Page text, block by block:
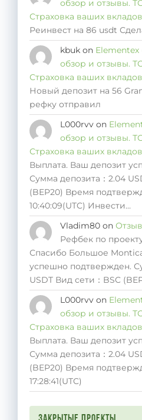
обзор и отзывы.
Страховка ваших
Реинвест на 86 usdt
kbuk on Elementex
обзор и отзывы.
Страховка ваших
Новый депозит на 56
рефку отправил
L000rvv on
обзор и отзывы.
Страховка ваших
Выплата. Ваш депозит
Сумма депозита：2.04
(BEP20) Время
10:40:09(UTC) Инвести…
Vladim80 on
Рефбек по
Спасибо Большое
успешно подтвержден.
USDT Вид сети：BSC
L000rvv on
обзор и отзывы.
Страховка ваших
Выплата. Ваш депозит
Сумма депозита：2.04
(BEP20) Время
17:28:41(UTC)